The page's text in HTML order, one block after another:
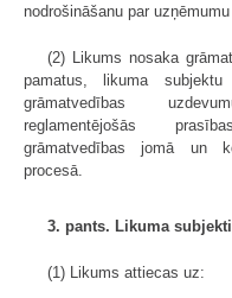
nodrošināšanu par
(2) Likums nosaka
pamatus, likuma
grāmatvedības
reglamentējošās
grāmatvedības jomā un
procesā.
3. pants. Likuma subjekti
(1) Likums attiecas uz: